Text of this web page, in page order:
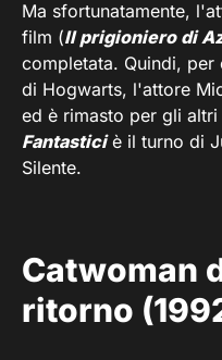
Ma sfortunatamente,
film (Il prigioniero di
completata. Quindi,
di Hogwarts, l'attore
ed è rimasto per gli
Fantasticiè il turno di
Silente.
Catwoman
ritorno